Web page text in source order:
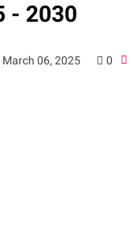
- 2030
March 06, 2025 0